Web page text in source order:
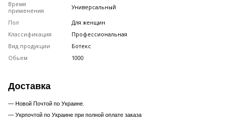
Время
применения
Универсальный
Пол
Для женщин
Классификация
Профессиональная
Вид продукции
Ботекс
Обьем
1000
Доставка
— Новой Почтой по Украине.
— Укрпочтой по Украине при полной оплате заказа